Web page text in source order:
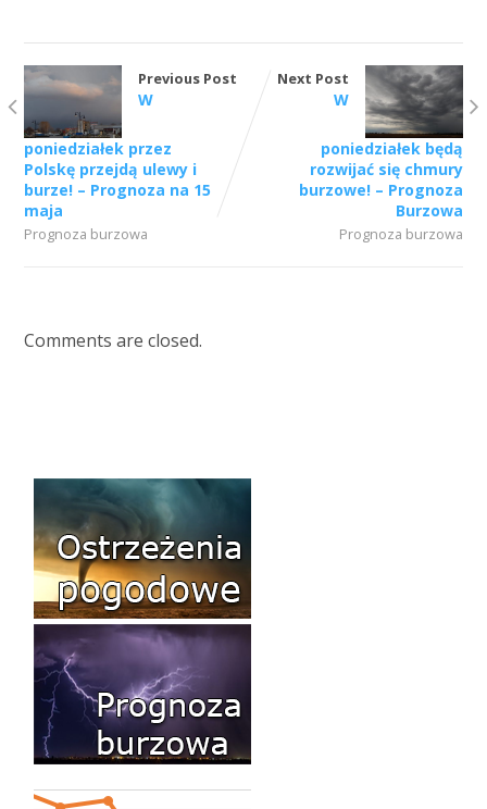
Previous Post
W
poniedziałek przez
Polskę przejdą ulewy i
burze! – Prognoza na 15
maja
Prognoza burzowa
Next Post
W
poniedziałek będą
rozwijać się chmury
burzowe! – Prognoza
Burzowa
Prognoza burzowa
Comments are closed.